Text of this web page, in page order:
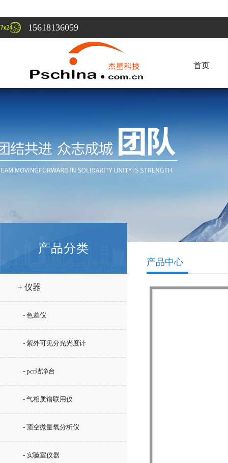
15618136059
首页
产品分类
+ 仪器
- 色差仪
- 紫外可见分光光度计
- pcr洁净台
- 气相质谱联用仪
- 顶空微量氧分析仪
- 实验室仪器
产品中心